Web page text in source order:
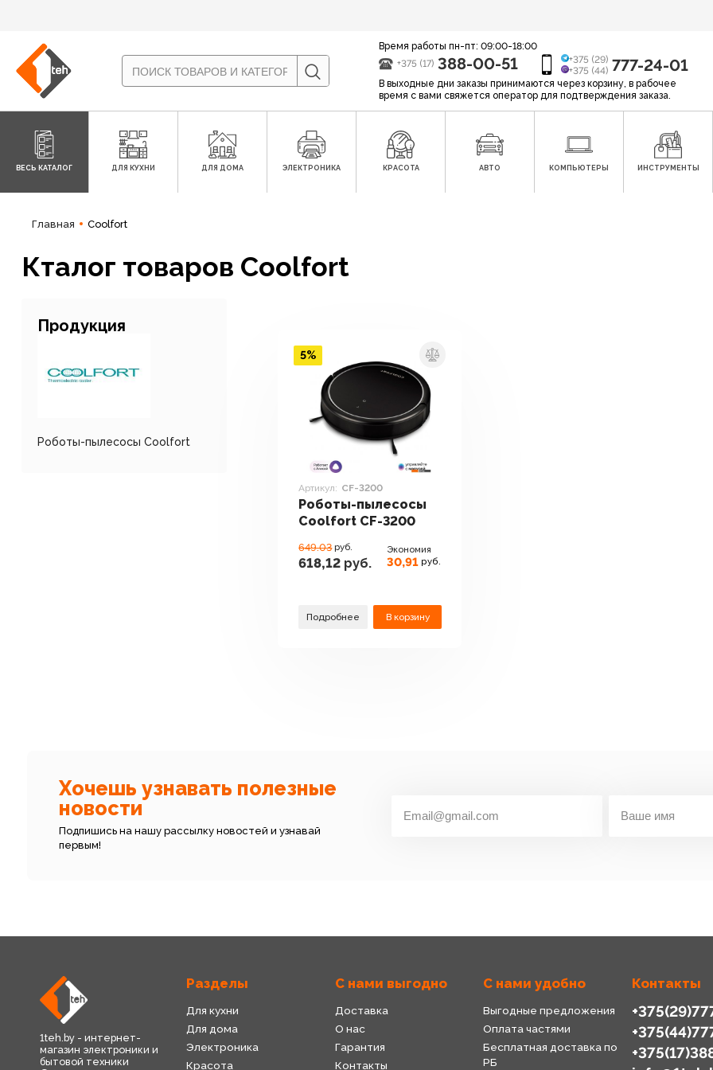
Время работы пн-пт: 09:00-18:00
+375 (17) 388-00-51
+375 (29)
+375 (44) 777-24-01
В выходные дни заказы принимаются через корзину, в рабочее
время с вами свяжется оператор для подтверждения заказа.
ВЕСЬ КАТАЛОГ ДЛЯ КУХНИ ДЛЯ ДОМА ЭЛЕКТРОНИКА КРАСОТА АВТО КОМПЬЮТЕРЫ ИНСТРУМЕНТЫ
Главная Coolfort
Кталог товаров Coolfort
Продукция
Роботы-пылесосы Coolfort
Артикул: CF-3200
Роботы-пылесосы
Coolfort CF-3200
649.03 руб.
618,12 руб.
Экономия
30,91 руб.
Подробнее В корзину
5%
Хочешь узнавать полезные
новости
Подпишись на нашу рассылку новостей и узнавай
первым!
1teh.by - интернет-
магазин электроники и
бытовой техники
Разделы
Для кухни
Для дома
Электроника
Красота
С нами выгодно
Доставка
О нас
Гарантия
Контакты
С нами удобно
Выгодные предложения
Оплата частями
Бесплатная доставка по
РБ
Контакты